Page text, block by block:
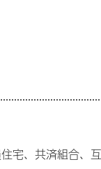
、共済組合、